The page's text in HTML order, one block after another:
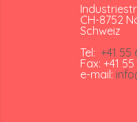
CH-8752
Schweiz
Tel: +41 55
Fax: +41 55
e-mail: